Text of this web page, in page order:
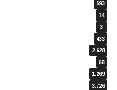
593
14
3
433
2.628
68
1.269
3.726